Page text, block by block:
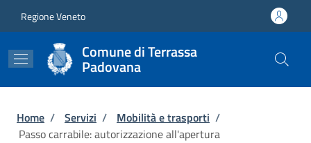
Regione Veneto
Comune di Terrassa
Padovana
Briciole di pane
Home / Servizi / Mobilità e trasporti /
Passo carrabile: autorizzazione all'apertura